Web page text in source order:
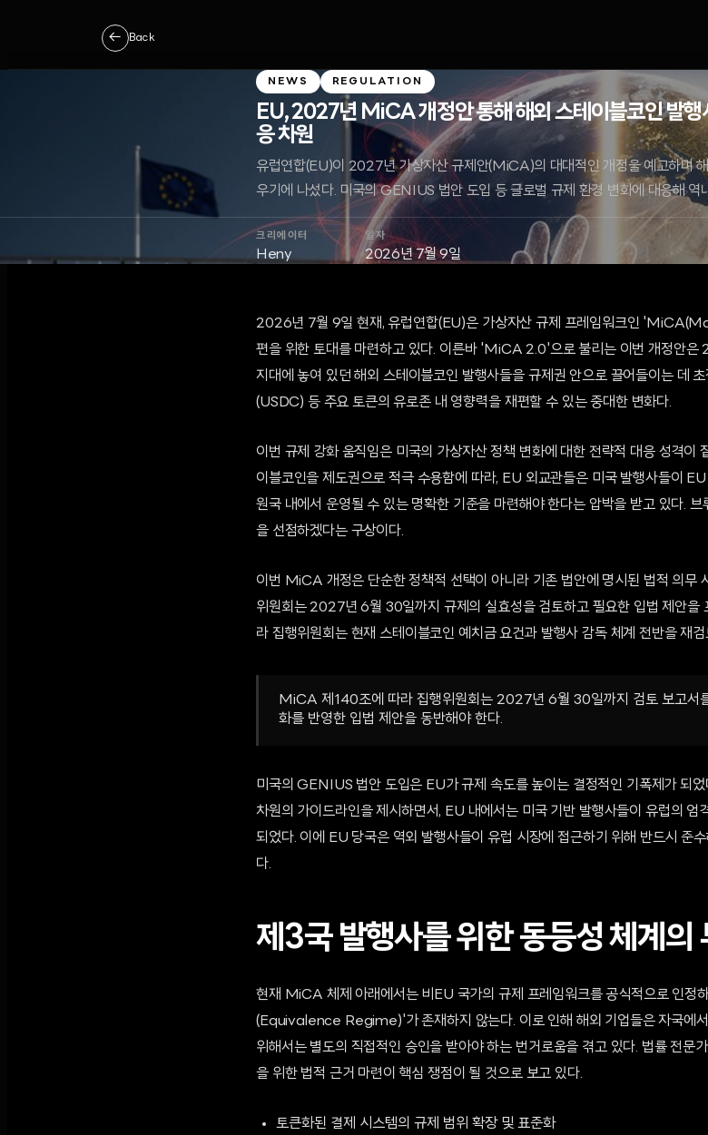
← Back
NEWS REGULATION
EU, 2027년 MiCA 개정안 통해 해외 스테이블코인 발
응 차원
유럽연합(EU)이 2027년 가상자산 규제안(MiCA)의 대대적인 개정을 예고하며
우기에 나섰다. 미국의 GENIUS 법안 도입 등 글로벌 규제 환경 변화에 대응해 역
크리에이터
Heny
일자
2026년 7월 9일
2026년 7월 9일 현재, 유럽연합(EU)은 가상자산 규제 프레임워크인
편을 위한 토대를 마련하고 있다. 이른바 'MiCA 2.0'으로 불리는 이번 개정안은
지대에 놓여 있던 해외 스테이블코인 발행사들을 규제권 안으로 끌어들이는 데
(USDC) 등 주요 토큰의 유로존 내 영향력을 재편할 수 있는 중대한 변화다.
이번 규제 강화 움직임은 미국의 가상자산 정책 변화에 대한 전략적 대응 성격이
이블코인을 제도권으로 적극 수용함에 따라, EU 외교관들은 미국 발행사들이
원국 내에서 운영될 수 있는 명확한 기준을 마련해야 한다는 압박을 받고 있다.
을 선점하겠다는 구상이다.
이번 MiCA 개정은 단순한 정책적 선택이 아니라 기존 법안에 명시된 법적 의
위원회는 2027년 6월 30일까지 규제의 실효성을 검토하고 필요한 입법 제안을
라 집행위원회는 현재 스테이블코인 예치금 요건과 발행사 감독 체계 전반을 재검
MiCA 제140조에 따라 집행위원회는 2027년 6월 30일까지 검토 보고서
화를 반영한 입법 제안을 동반해야 한다.
미국의 GENIUS 법안 도입은 EU가 규제 속도를 높이는 결정적인 기폭제가 되
차원의 가이드라인을 제시하면서, EU 내에서는 미국 기반 발행사들이 유럽의 엄
되었다. 이에 EU 당국은 역외 발행사들이 유럽 시장에 접근하기 위해 반드시 준
다.
제3국 발행사를 위한 동등성 체계의
현재 MiCA 체제 아래에서는 비EU 국가의 규제 프레임워크를 공식적으로 인정
(Equivalence Regime)'가 존재하지 않는다. 이로 인해 해외 기업들은 자국에서
위해서는 별도의 직접적인 승인을 받아야 하는 번거로움을 겪고 있다. 법률 전문
을 위한 법적 근거 마련이 핵심 쟁점이 될 것으로 보고 있다.
토큰화된 결제 시스템의 규제 범위 확장 및 표준화